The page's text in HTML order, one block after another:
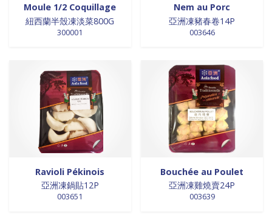
Moule 1/2 Coquillage
紐西蘭半殼凍淡菜800G
300001
Nem au Porc
亞洲凍豬春卷14P
003646
Ravioli Pékinois
亞洲凍鍋貼12P
003651
Bouchée au Poulet
亞洲凍雞燒賣24P
003639